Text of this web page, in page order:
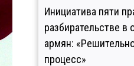
Инициатива пяти
разбирательстве в
армян:
процесс»